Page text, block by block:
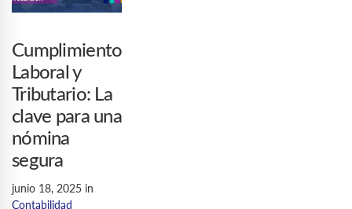
Cumplimiento
Laboral y
Tributario: La
clave para una
nómina
segura
junio 18, 2025 in
Contabilidad